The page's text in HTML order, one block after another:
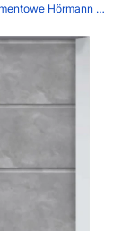
Bramy garażowe segmentowe Hörmann LPU 42